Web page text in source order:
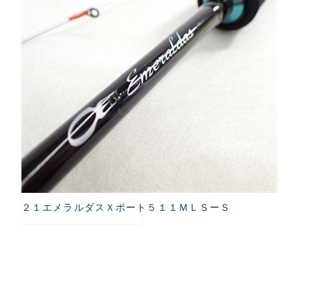
２１エメラルダスＸボート５１１ＭＬＳーＳ